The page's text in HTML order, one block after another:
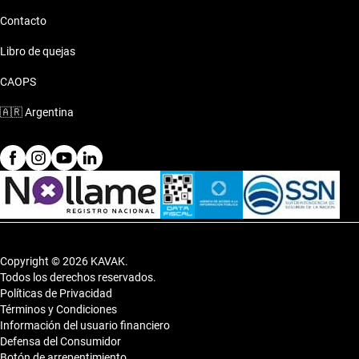
Chevrolet Astra 2003 de 8 millones de pesos
Contacto
Libro de quejas
CAOPS
🇦🇷Argentina
Copyright © 2026 KAVAK.
Todos los derechos reservados.
Políticas de Privacidad
Términos y Condiciones
Información del usuario financiero
Defensa del Consumidor